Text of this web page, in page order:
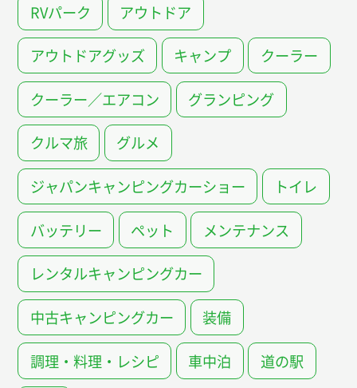
RVパーク アウトドア
アウトドアグッズ キャンプ クーラー
クーラー／エアコン グランピング
クルマ旅 グルメ
ジャパンキャンピングカーショー トイレ
バッテリー ペット メンテナンス
レンタルキャンピングカー
中古キャンピングカー 装備
調理・料理・レシピ 車中泊 道の駅